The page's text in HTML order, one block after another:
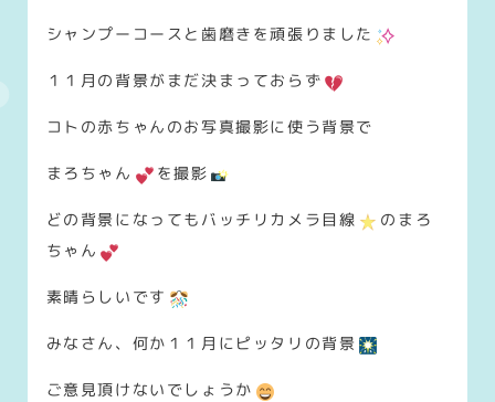
シャンプーコースと歯磨きを頑張りました
１１月の背景がまだ決まっておらず
コトの赤ちゃんのお写真撮影に使う背景で
まろちゃん を撮影
どの背景になってもバッチリカメラ目線
のまろ
ちゃん
素晴らしいです
みなさん、何か１１月にピッタリの背景
ご意見頂けないでしょうか